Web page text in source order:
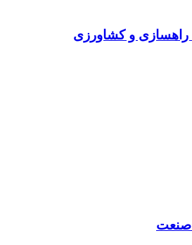
راهسازی و کشاورزی
صنعت